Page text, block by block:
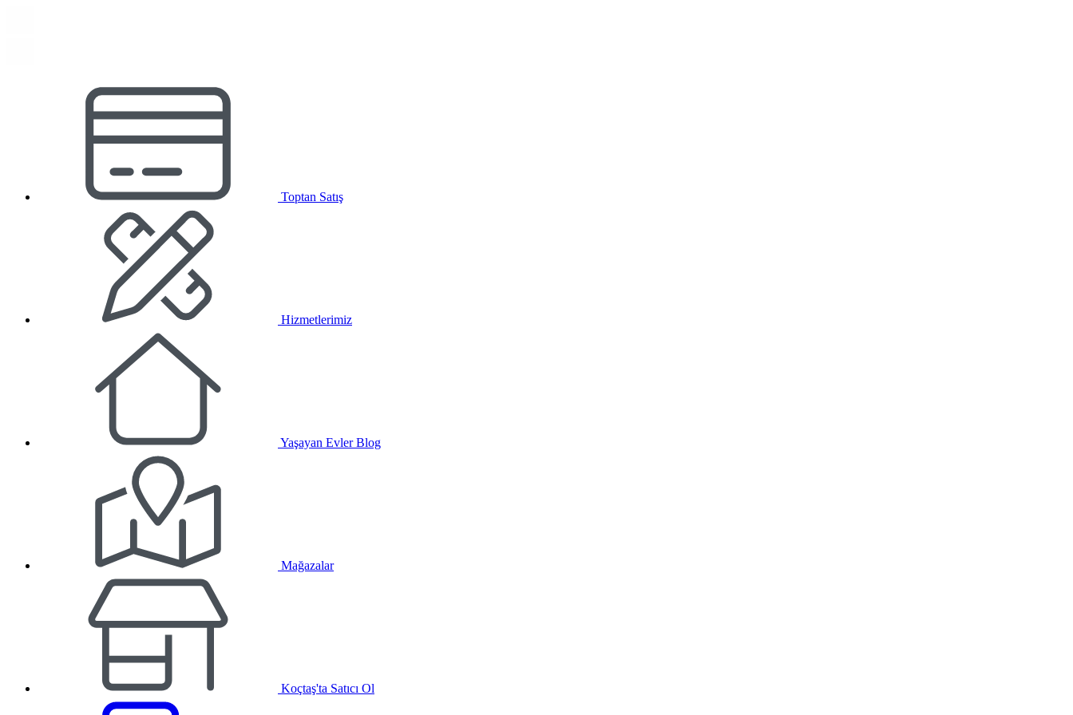
Toptan Satış
Hizmetlerimiz
Yaşayan Evler Blog
Mağazalar
Koçtaş'ta Satıcı Ol